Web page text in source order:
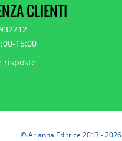
CLIENTI
15:00
risposte
© Arianna Editrice 2013 - 2026